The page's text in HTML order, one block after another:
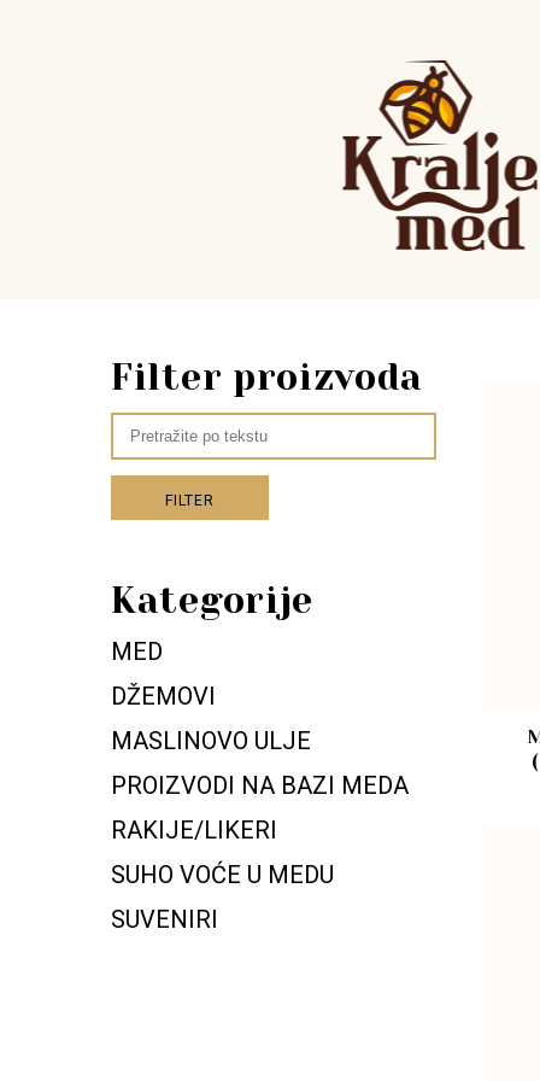
Filter proizvoda
FILTER
Kategorije
MED
DŽEMOVI
MASLINOVO ULJE
PROIZVODI NA BAZI MEDA
RAKIJE/LIKERI
SUHO VOĆE U MEDU
SUVENIRI